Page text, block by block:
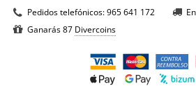
Pedidos telefónicos:965 641 172
Ganarás 87 Divercoins